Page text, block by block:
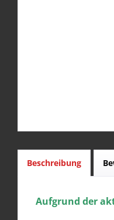
Beschreibung
Aufgrund der